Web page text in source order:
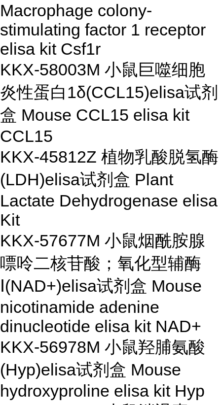
Macrophage colony-
stimulating factor 1 receptor
elisa kit Csf1r
KKX-58003M 小鼠巨噬细胞
炎性蛋白1δ(CCL15)elisa试剂
盒 Mouse CCL15 elisa kit
CCL15
KKX-45812Z 植物乳酸脱氢酶
(LDH)elisa试剂盒 Plant
Lactate Dehydrogenase elisa
Kit
KKX-57677M 小鼠烟酰胺腺
嘌呤二核苷酸；氧化型辅酶
Ⅰ(NAD+)elisa试剂盒 Mouse
nicotinamide adenine
dinucleotide elisa kit NAD+
KKX-56978M 小鼠羟脯氨酸
(Hyp)elisa试剂盒 Mouse
hydroxyproline elisa kit Hyp